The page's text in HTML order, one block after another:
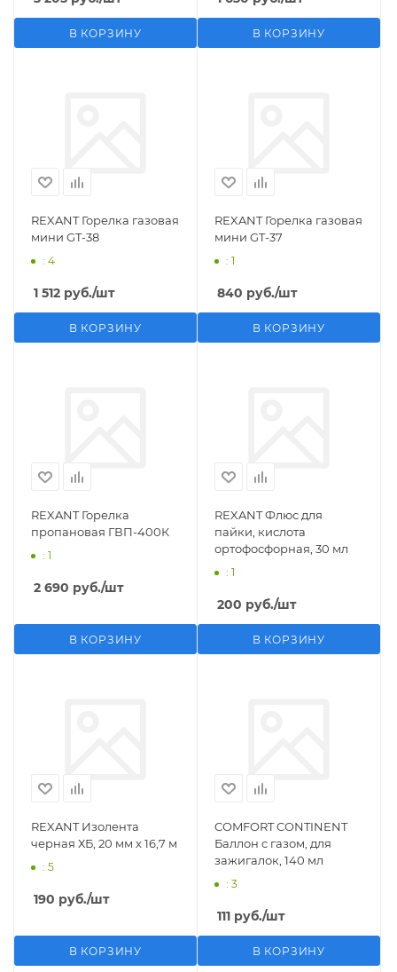
В КОРЗИНУ В КОРЗИНУ
REXANT Горелка газовая
мини GT-38
: 4
1 512 руб./шт
В КОРЗИНУ
REXANT Горелка газовая
мини GT-37
: 1
840 руб./шт
В КОРЗИНУ
REXANT Горелка
пропановая ГВП-400К
: 1
2 690 руб./шт
В КОРЗИНУ
REXANT Флюс для
пайки, кислота
ортофосфорная, 30 мл
: 1
200 руб./шт
В КОРЗИНУ
REXANT Изолента
черная ХБ, 20 мм х 16,7 м
: 5
190 руб./шт
В КОРЗИНУ
COMFORT CONTINENT
Баллон с газом, для
зажигалок, 140 мл
: 3
111 руб./шт
В КОРЗИНУ